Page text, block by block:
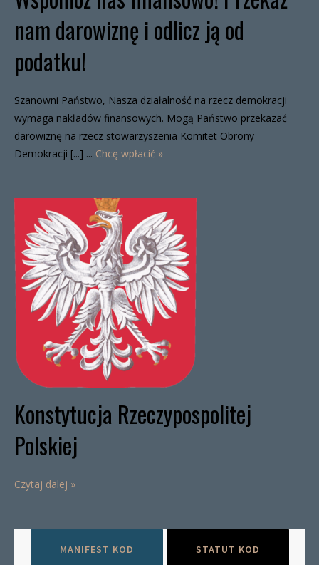
nam darowiznę i odlicz ją od
podatku!
Szanowni Państwo, Nasza działalność na rzecz demokracji
wymaga nakładów finansowych. Mogą Państwo przekazać
darowiznę na rzecz stowarzyszenia Komitet Obrony
Demokracji [...] ... Chcę wpłacić »
Konstytucja Rzeczypospolitej
Polskiej
Czytaj dalej »
MANIFEST KOD STATUT KOD